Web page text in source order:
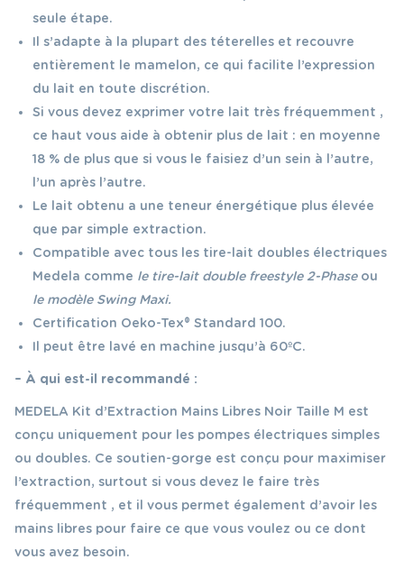
seule étape.
Il s’adapte à la plupart des téterelles et recouvre
entièrement le mamelon, ce qui facilite l’expression
du lait en toute discrétion.
Si vous devez exprimer votre lait très fréquemment ,
ce haut vous aide à obtenir plus de lait : en moyenne
18 % de plus que si vous le faisiez d’un sein à l’autre,
l’un après l’autre.
Le lait obtenu a une teneur énergétique plus élevée
que par simple extraction.
Compatible avec tous les tire-lait doubles électriques
Medela comme le tire-lait double freestyle 2-Phaseou
le modèle Swing Maxi.
Certification Oeko-Tex® Standard 100.
Il peut être lavé en machine jusqu’à 60ºC.
– À qui est-il recommandé :
MEDELA Kit d’Extraction Mains Libres Noir Taille M est
conçu uniquement pour les pompes électriques simples
ou doubles. Ce soutien-gorge est conçu pour maximiser
l’extraction, surtout si vous devez le faire très
fréquemment , et il vous permet également d’avoir les
mains libres pour faire ce que vous voulez ou ce dont
vous avez besoin.